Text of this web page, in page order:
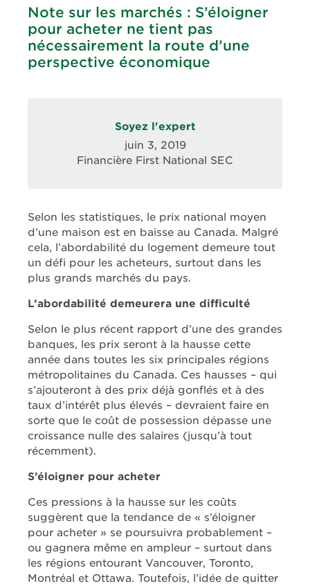
Note sur les marchés : S’éloigner
pour acheter ne tient pas
nécessairement la route d’une
perspective économique
Soyez l'expert
juin 3, 2019
Financière First National SEC
Selon les statistiques, le prix national moyen
d’une maison est en baisse au Canada. Malgré
cela, l’abordabilité du logement demeure tout
un défi pour les acheteurs, surtout dans les
plus grands marchés du pays.
L’abordabilité demeurera une difficulté
Selon le plus récent rapport d’une des grandes
banques, les prix seront à la hausse cette
année dans toutes les six principales régions
métropolitaines du Canada. Ces hausses – qui
s’ajouteront à des prix déjà gonflés et à des
taux d’intérêt plus élevés – devraient faire en
sorte que le coût de possession dépasse une
croissance nulle des salaires (jusqu’à tout
récemment).
S’éloigner pour acheter
Ces pressions à la hausse sur les coûts
suggèrent que la tendance de « s’éloigner
pour acheter » se poursuivra probablement –
ou gagnera même en ampleur – surtout dans
les régions entourant Vancouver, Toronto,
Montréal et Ottawa. Toutefois, l’idée de quitter